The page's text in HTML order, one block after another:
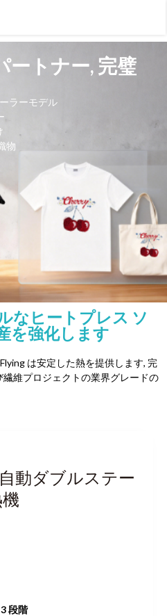
ートナー, 完璧
ラーモデル
物
なヒートプレス ソ
を強化します
は安定した熱を提供します, 完
維プロジェクトの業界グレードの
動ダブルステー
段階